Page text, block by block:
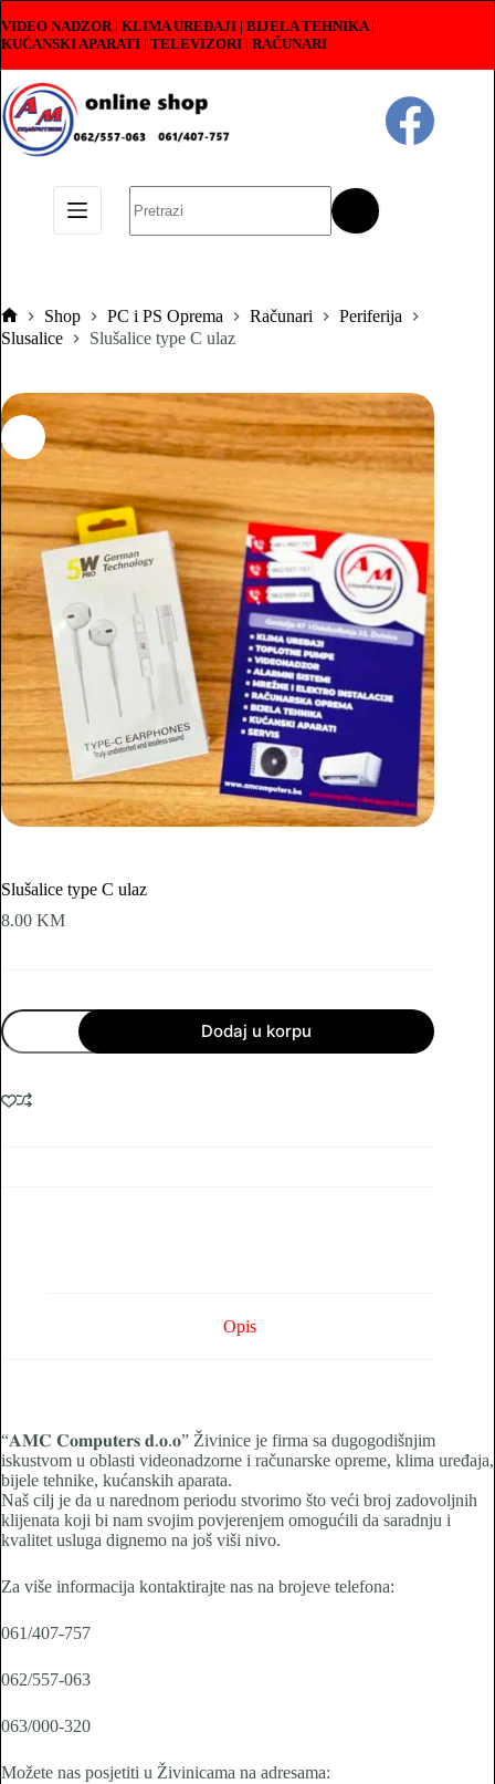
to
content
VIDEO NADZOR | KLIMA UREĐAJI | BIJELA TEHNIKA |
KUĆANSKI APARATI | TELEVIZORI | RAČUNARI
results
Pocetna
Shop PC i PS Oprema Računari
Periferija
Slusalice
Slušalice type C ulaz
Slušalice type C ulaz
8.00 KM
Slušalice
type
C
količina
Dodaj u korpu
Opis
“𝐀𝐌𝐂 𝐂𝐨𝐦𝐩𝐮𝐭𝐞𝐫𝐬 𝐝.𝐨.𝐨” Živinice je firma sa dugogodišnjim
iskustvom u oblasti videonadzorne i računarske opreme, klima uređaja,
bijele tehnike, kućanskih aparata.
Naš cilj je da u narednom periodu stvorimo što veći broj zadovoljnih
klijenata koji bi nam svojim povjerenjem omogućili da saradnju i
kvalitet usluga dignemo na još viši nivo.
Za više informacija kontaktirajte nas na brojeve telefona:
061/407-757
062/557-063
063/000-320
Možete nas posjetiti u Živinicama na adresama: